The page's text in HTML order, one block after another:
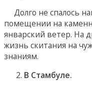
Долго не спалось
помещении на
январский ветер. На
жизнь скитания на
знаниям.
В Стамбуле.